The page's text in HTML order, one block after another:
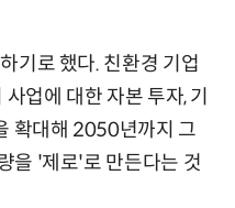
기로 했다. 친환경 기업
업에 대한 자본 투자, 기
확대해 2050년까지 그
을 '제로'로 만든다는 것